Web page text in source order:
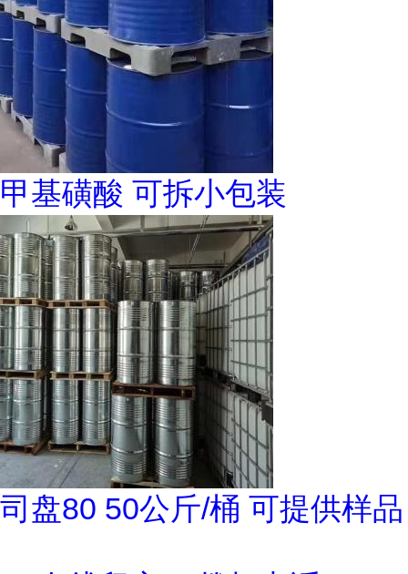
甲基磺酸 可拆小包装
司盘80 50公斤/桶 可提供样品